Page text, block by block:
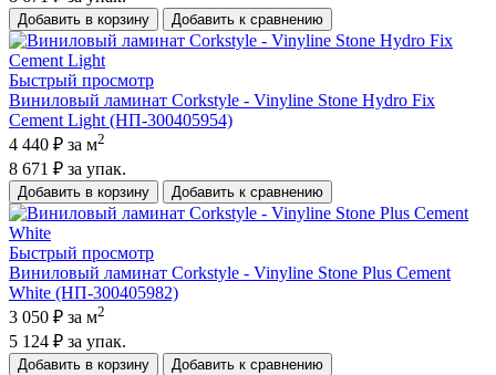
Добавить в корзину Добавить к сравнению
Быстрый просмотр
Виниловый ламинат Corkstyle - Vinyline Stone Hydro Fix
Cement Light (НП-300405954)
4 440 ₽ за м2
8 671 ₽ за упак.
Добавить в корзину Добавить к сравнению
Быстрый просмотр
Виниловый ламинат Corkstyle - Vinyline Stone Plus Cement
White (НП-300405982)
3 050 ₽ за м2
5 124 ₽ за упак.
Добавить в корзину Добавить к сравнению